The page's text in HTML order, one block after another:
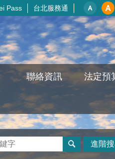
Pass 台北服務通
聯絡資訊 法定預
進階